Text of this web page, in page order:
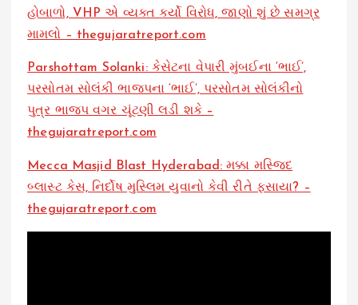
હોબાળો, VHP એ વ્યક્ત કર્યો વિરોધ, જાણો શું છે સમગ્ર
મામલો – thegujaratreport.com
Parshottam Solanki: કેસેટના વેપારી મુંબઈના ‘ભાઈ’,
પરસોતમ સોલંકી ભાજપના ‘ભાઈ’, પરસોતમ સોલંકીનો
પુત્ર ભાજપ વગર ચૂંટણી લડી શકે –
thegujaratreport.com
Mecca Masjid Blast Hyderabad: મક્કા મસ્જિદ
બ્લાસ્ટ કેસ, નિર્દોષ મુસ્લિમ યુવાનો કેવી રીતે ફસાયા? –
thegujaratreport.com